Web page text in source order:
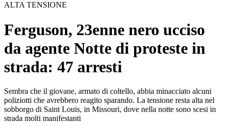
ALTA TENSIONE
Ferguson, 23enne nero ucciso
da agente Notte di proteste in
strada: 47 arresti
Sembra che il giovane, armato di coltello, abbia minacciato alcuni
poliziotti che avrebbero reagito sparando. La tensione resta alta nel
sobborgo di Saint Louis, in Missouri, dove nella notte sono scesi in
strada molti manifestanti